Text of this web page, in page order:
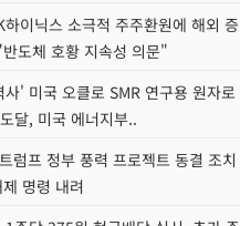
하이닉스 소극적 주주환원에 해외 증
도체 호황 지속성 의문"
' 미국 오클로 SMR 연구용 원자로
달, 미국 에너지부..
럼프 정부 풍력 프로젝트 동결 조치
명령 내려